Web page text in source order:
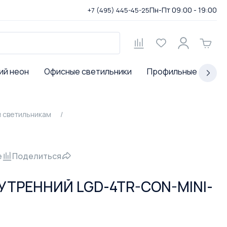
+7 (495) 445-45-25Пн-Пт 09:00 - 19:00
неон Офисные светильники Профильные
Поделиться
LGD-4TR-CON-MINI-